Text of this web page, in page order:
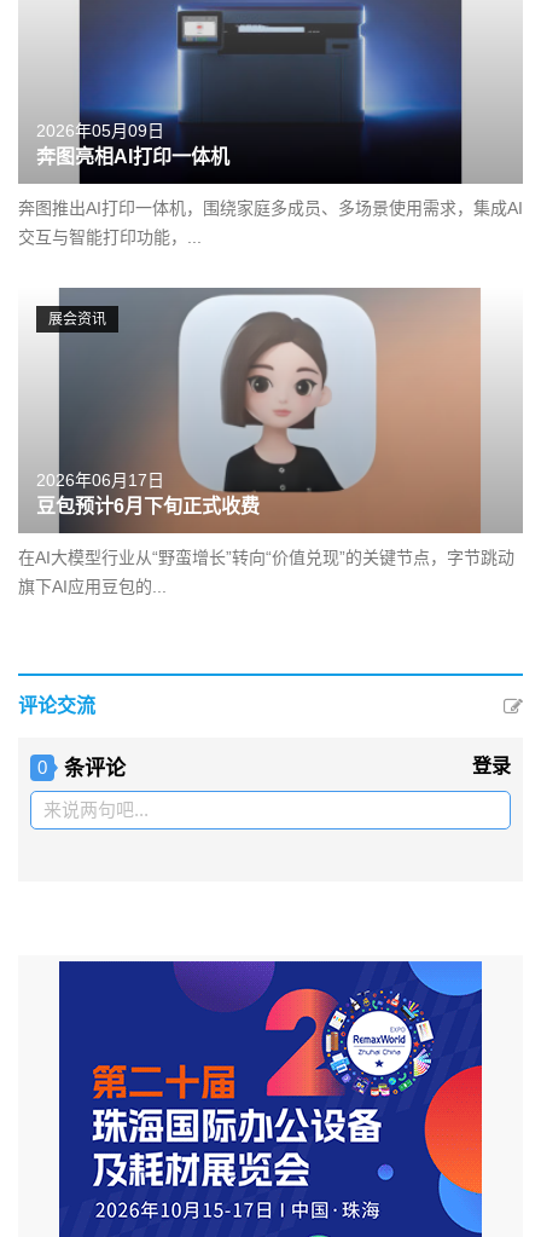
2026年05月09日
奔图亮相AI打印一体机
奔图推出AI打印一体机，围绕家庭多成员、多场景使用需求，集成AI
交互与智能打印功能，...
展会资讯
2026年06月17日
豆包预计6月下旬正式收费
在AI大模型行业从“野蛮增长”转向“价值兑现”的关键节点，字节跳动
旗下AI应用豆包的...
评论交流
0 条评论 登录
来说两句吧...